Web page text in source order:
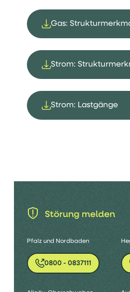
Gas:
Strom:
Strom: Lastgänge
Störung melden
Pfalz und Nordbaden
0800 - 0837111